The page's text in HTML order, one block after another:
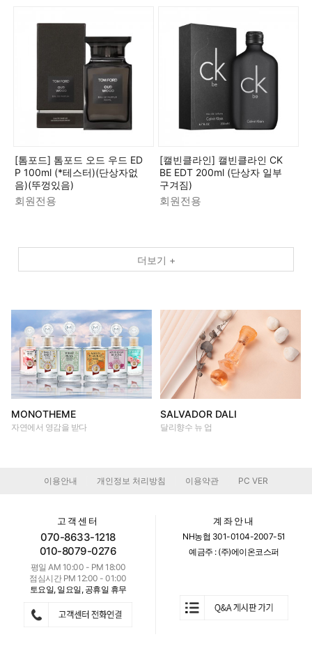
[톰포드] 톰포드 오드 우드 ED
P 100ml (*테스터)(단상자없
음)(뚜껑있음)
회원전용
[캘빈클라인] 캘빈클라인 CK
BE EDT 200ml (단상자 일부
구겨짐)
회원전용
더보기 +
MONOTHEME
자연에서 영감을 받다
SALVADOR DALI
달리향수 뉴 업
이용안내 개인정보 처리방침 이용약관 PC VER
고객센터
070-8633-1218
010-8079-0276
평일 AM 10:00 - PM 18:00
점심시간 PM 12:00 - 01:00
토요일, 일요일, 공휴일 휴무
계좌안내
NH농협 301-0104-2007-51
예금주 : (주)에이온코스퍼